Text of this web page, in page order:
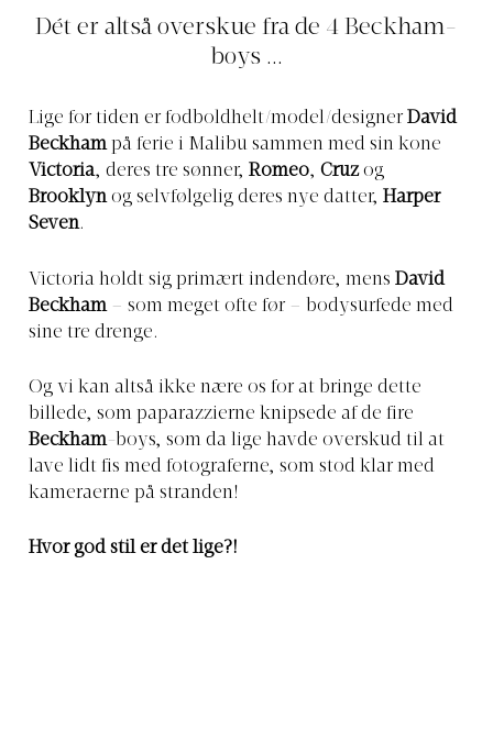
Dét er altså overskue fra de 4 Beckham-
boys ...
Lige for tiden er fodboldhelt/model/designer David
Beckhampå ferie i Malibu sammen med sin kone
Victoria, deres tre sønner, Romeo, Cruzog
Brooklynog selvfølgelig deres nye datter, Harper
Seven.
Victoria holdt sig primært indendøre, mens David
Beckham– som meget ofte før – bodysurfede med
sine tre drenge.
Og vi kan altså ikke nære os for at bringe dette
billede, som paparazzierne knipsede af de fire
Beckham-boys, som da lige havde overskud til at
lave lidt fis med fotograferne, som stod klar med
kameraerne på stranden!
Hvor god stil er det lige?!